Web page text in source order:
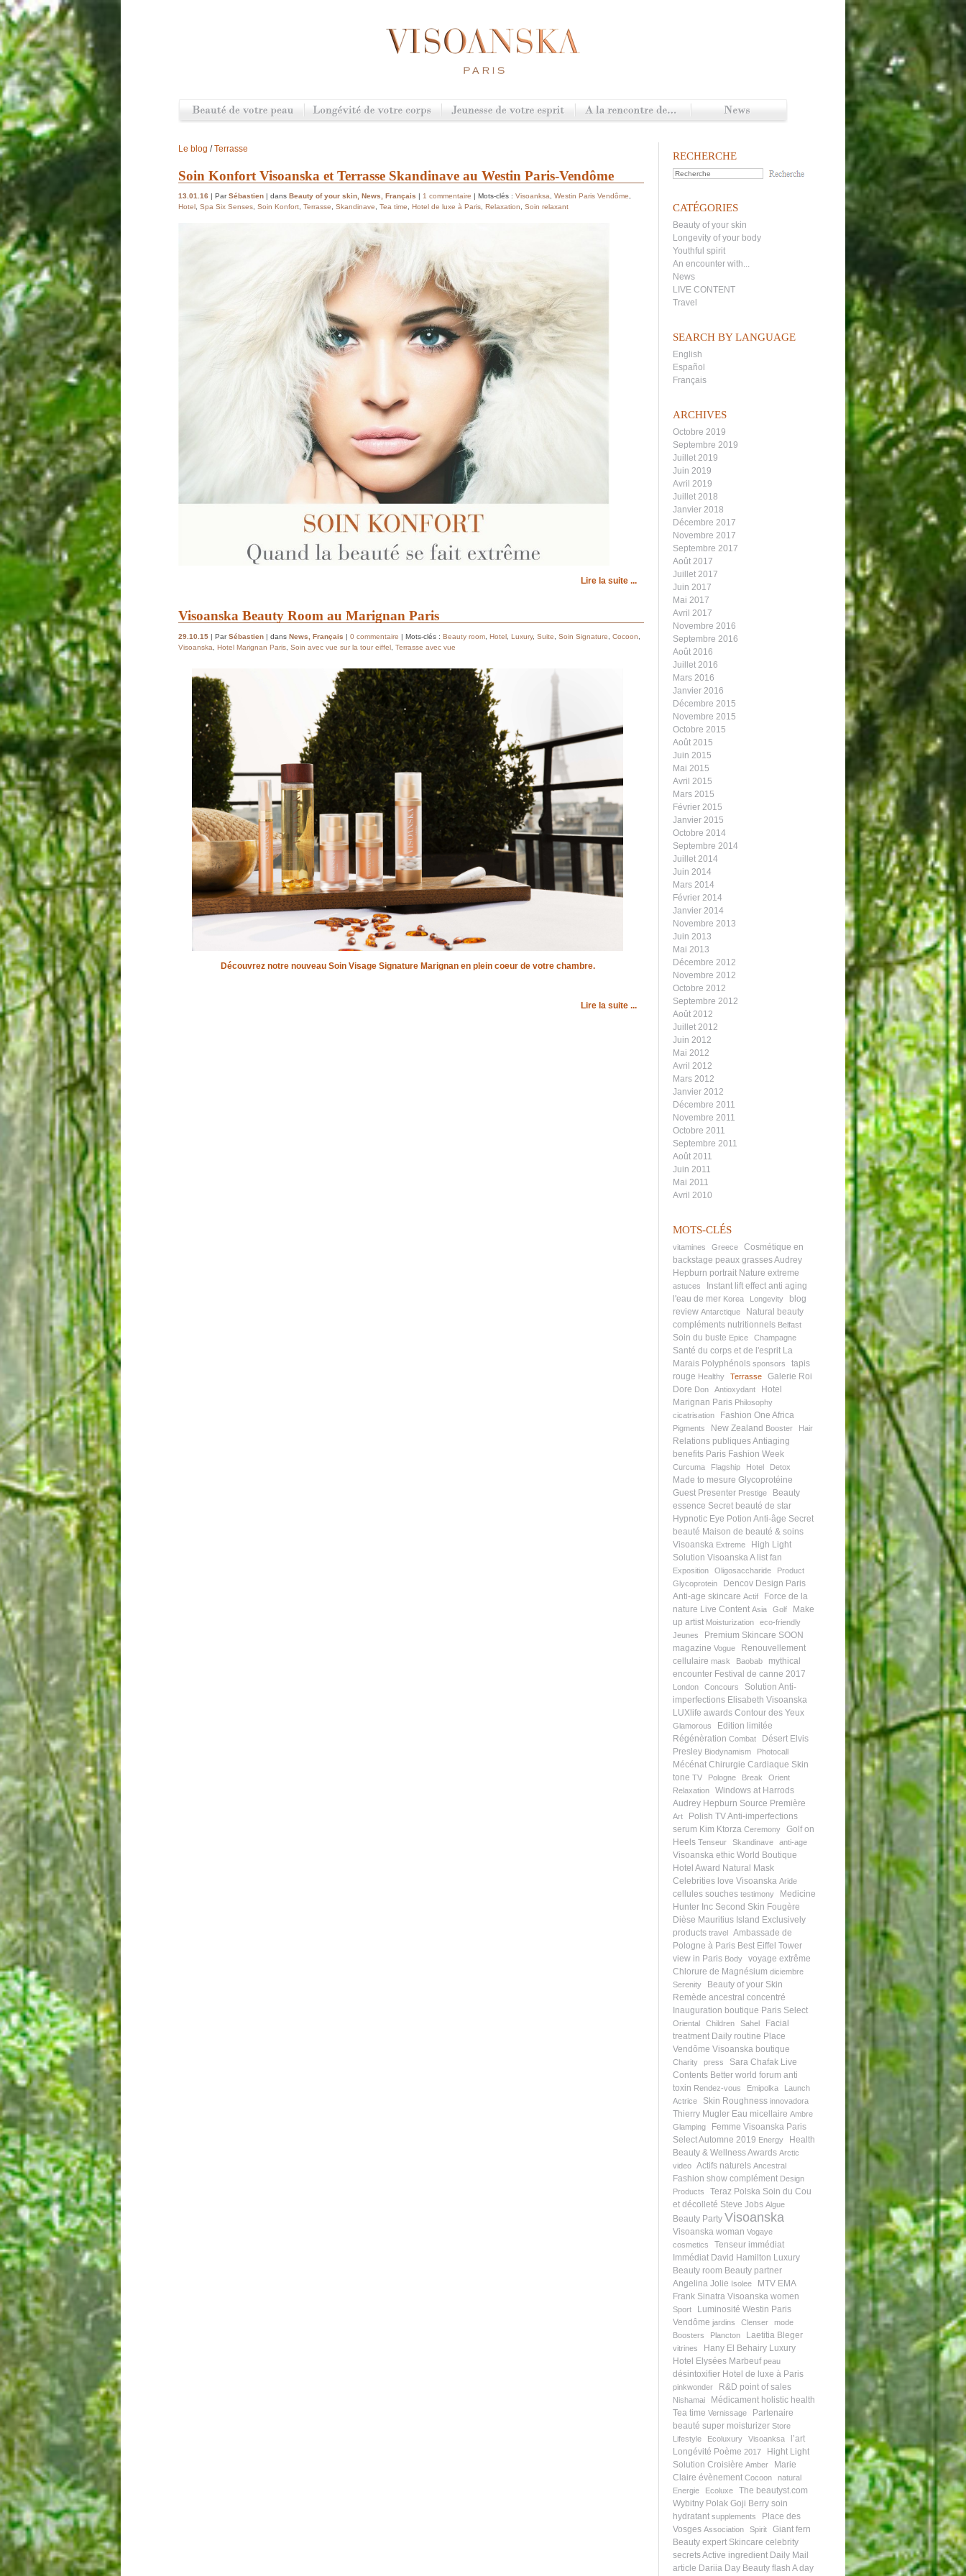
RECHERCHE
CATÉGORIES
Beauty of your skin
Longevity of your body
Youthful spirit
An encounter with...
News
LIVE CONTENT
Travel
SEARCH BY LANGUAGE
English
Español
Français
ARCHIVES
Octobre 2019
Septembre 2019
Juillet 2019
Juin 2019
Avril 2019
Juillet 2018
Janvier 2018
Décembre 2017
Novembre 2017
Septembre 2017
Août 2017
Juillet 2017
Juin 2017
Mai 2017
Avril 2017
Novembre 2016
Septembre 2016
Août 2016
Juillet 2016
Mars 2016
Janvier 2016
Décembre 2015
Novembre 2015
Octobre 2015
Août 2015
Juin 2015
Mai 2015
Avril 2015
Mars 2015
Février 2015
Janvier 2015
Octobre 2014
Septembre 2014
Juillet 2014
Juin 2014
Mars 2014
Février 2014
Janvier 2014
Novembre 2013
Juin 2013
Mai 2013
Décembre 2012
Novembre 2012
Octobre 2012
Septembre 2012
Août 2012
Juillet 2012
Juin 2012
Mai 2012
Avril 2012
Mars 2012
Janvier 2012
Décembre 2011
Novembre 2011
Octobre 2011
Septembre 2011
Août 2011
Juin 2011
Mai 2011
Avril 2010
MOTS-CLÉS
vitamines Greece
Cosmétique en
backstage peaux grassesAudrey
Hepburn portrait Nature extreme
astuces Instant lift effect anti aging
l'eau de mer Korea Longevity
blog
review Antarctique
Natural beauty
compléments nutritionnels Belfast
Soin du buste Epice Champagne
Santé du corps et de l'esprit La
Marais Polyphénols sponsors
tapis
rouge Healthy Terrasse
Galerie Roi
Dore Don Antioxydant
Hotel
Marignan Paris Philosophy
cicatrisation
Fashion One Africa
Pigments New Zealand Booster Hair
Relations publiquesAntiaging
benefits Paris Fashion Week
Curcuma Flagship Hotel Detox
Made to mesure Glycoprotéine
Guest Presenter Prestige
Beauty
essence Secret beauté de star
Hypnotic Eye Potion Anti-âge Secret
beauté Maison de beauté & soins
Visoanska Extreme
High Light
Solution Visoanska A list fan
Exposition Oligosaccharide
Product
Glycoprotein
Dencov Design Paris
Anti-age skincare Actif
Force de la
nature Live Content Asia Golf
Make
up artist Moisturization
eco-friendly
Jeunes
Premium Skincare SOON
magazine Vogue
Renouvellement
cellulaire mask Baobab
mythical
encounter Festival de canne 2017
London Concours
Solution Anti-
imperfections Elisabeth Visoanska
LUXlife awards Contour des Yeux
Glamorous
Edition limitée
Régénèration Combat Désert Elvis
Presley Biodynamism Photocall
Mécénat Chirurgie Cardiaque Skin
tone TV Pologne Break
Orient
Relaxation
Windows at Harrods
Audrey Hepburn Source Première
Art Polish TVAnti-imperfections
serum Kim Ktorza Ceremony
Golf on
Heels Tenseur Skandinave anti-age
Visoanska ethic World Boutique
Hotel Award Natural Mask
Celebrities love Visoanska Aride
cellules souches testimony
Medicine
Hunter Inc Second Skin Fougère
Dièse Mauritius Island Exclusively
products travel Ambassade de
Pologne à Paris Best Eiffel Tower
view in Paris Body
voyage extrême
Chlorure de Magnésium diciembre
Serenity
Beauty of your Skin
Remède ancestral concentré
Inauguration boutique Paris Select
Oriental Children Sahel
Facial
treatment Daily routine Place
Vendôme Visoanska boutique
Charity press Sara Chafak Live
Contents Better world forum anti
toxin Rendez-vous Emipolka
Launch
Actrice
Skin Roughness innovadora
Thierry Mugler Eau micellaire Ambre
Glamping
Femme Visoanska Paris
Select Automne 2019 Energy
Health
Beauty & Wellness Awards Arctic
video Actifs naturels Ancestral
Fashion show complément Design
Products
Teraz Polska Soin du Cou
et décolleté Steve Jobs Algue
Beauty Party Visoanska
Visoanska woman Vogaye
cosmetics
Tenseur immédiat
Immédiat David Hamilton Luxury
Beauty room Beauty partner
Angelina Jolie Isolee
MTV EMA
Frank Sinatra Visoanska women
Sport Luminosité Westin Paris
Vendôme jardins Clenser
mode
Boosters
Plancton Laetitia Bleger
vitrines Hany El Behairy Luxury
Hotel
Elysées Marbeuf peau
désintoxifier Hotel de luxe à Paris
pinkwonder R&D point of sales
Nishamai Médicament holistic health
Tea time Vernissage
Partenaire
beauté super moisturizer Store
Lifestyle
Ecoluxury Visoanksa
l’art
Longévité Poème 2017
Hight Light
Solution Croisière Amber
Marie
Claire évènement Cocoon
natural
Energie
Ecoluxe
The beautyst.com
Wybitny Polak Goji Berry soin
hydratant supplements
Place des
Vosges Association Spirit
Giant fern
Beauty expert Skincare celebrity
secretsActive ingredient Daily Mail
article Dariia Day Beauty flash A day
Le blog /Terrasse
Soin Konfort Visoanska et Terrasse Skandinave au Westin Paris-Vendôme
13.01.16 | ParSébastien | dans Beauty of your skin, News, Français | 1 commentaire | Mots-clés : Visoanksa, Westin Paris Vendôme,
Hotel, Spa Six Senses, Soin Konfort, Terrasse, Skandinave, Tea time, Hotel de luxe à Paris, Relaxation, Soin relaxant
Lire la suite ...
Visoanska Beauty Room au Marignan Paris
29.10.15 | ParSébastien | dans News Français | 0 commentaire | Mots-clés : Beauty room Hotel Luxury, Suite Soin Signature Cocoon
Visoanska
Hotel Marignan Paris Soin avec vue sur la tour eiffel Terrasse avec vue
Découvrez notre nouveau Soin Visage Signature Marignan en plein coeur de votre chambre.
Lire la suite ...